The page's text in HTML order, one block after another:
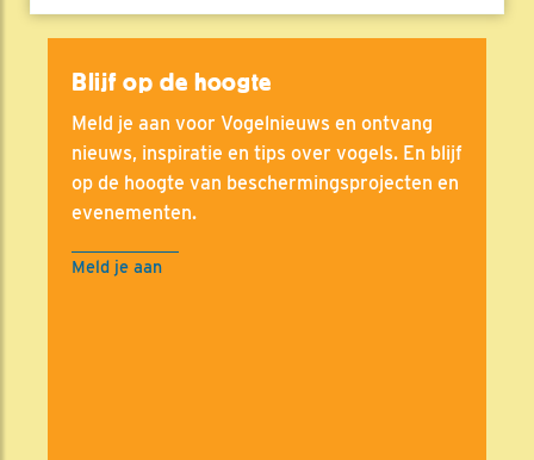
Blijf op de hoogte
Meld je aan voor Vogelnieuws en ontvang
nieuws, inspiratie en tips over vogels. En blijf
op de hoogte van beschermingsprojecten en
evenementen.
Meld je aan